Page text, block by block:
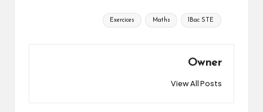
Tags:
Exercices Maths 1Bac STE
Owner
View All Posts